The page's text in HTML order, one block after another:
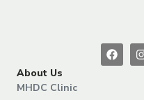
About Us
MHDC Clinic